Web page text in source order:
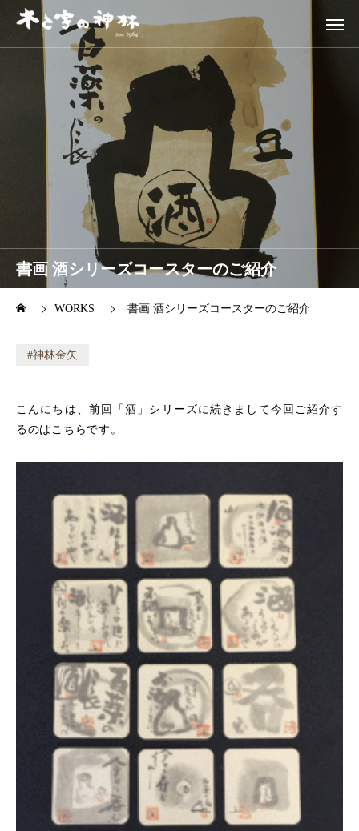
書画 酒シリーズコースターのご紹介
WORKS 書画 酒シリーズコースターのご紹介
神林金矢
こんにちは、前回「酒」シリーズに続きまして今回ご紹介す
るのはこちらです。